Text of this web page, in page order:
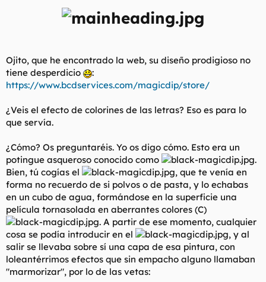
Ojito, que he encontrado la web, su diseño prodigioso no
tiene desperdicio
:
https://www.bcdservices.com/magicdip/store/
¿Veis el efecto de colorines de las letras? Eso es para lo
que servía.
¿Cómo? Os preguntaréis. Yo os digo cómo. Esto era un
potingue asqueroso conocido como
.
Bien, tú cogías el
, que te venía en
forma no recuerdo de si polvos o de pasta, y lo echabas
en un cubo de agua, formándose en la superficie una
película tornasolada en aberrantes colores (C)
. A partir de ese momento, cualquier
cosa se podía introducir en el
, y al
salir se llevaba sobre sí una capa de esa pintura, con
loleantérrimos efectos que sin empacho alguno llamaban
"marmorizar", por lo de las vetas: